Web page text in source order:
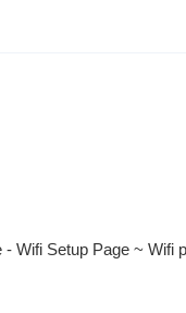
- Wifi Setup Page ~ Wifi